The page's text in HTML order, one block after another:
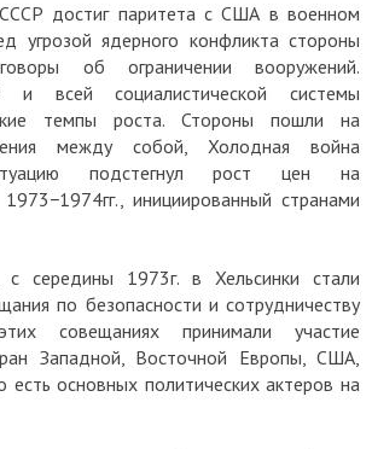
достиг паритета с США в военном
угрозой ядерного конфликта стороны
об ограничении вооружений.
и всей социалистической системы
темпы роста. Стороны пошли на
между собой, Холодная война
подстегнул рост цен на
инициированный странами
середины 1973г. в Хельсинки стали
по безопасности и сотрудничеству
совещаниях принимали участие
Западной, Восточной Европы, США,
основных политических актеров на